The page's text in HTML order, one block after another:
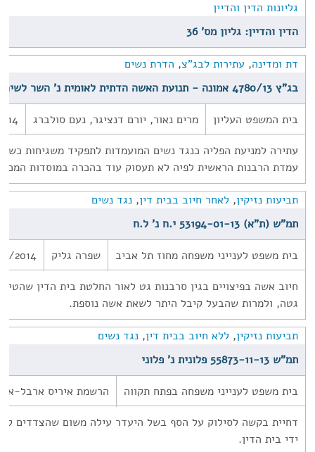
גליונות הדין והדיין
הדין והדיין: גליון מס' 36
דת ומדינה,עתירות לבג"צ, הדרת נשים
בג"ץ 4780/13 אמונה - תנועת האשה הדתית לאומית נ' השר לשירותי דת
בית המשפט העליון מרים נאור, יורם דנציגר, נעם סולברג
עתירה למניעת הפליה כנגד נשים המועמדות לתפקיד משגיחות
עמדת הרבנות הראשית לפיה לא תעסוק עוד בהכרה במוסדות
תביעות נזיקין, לאחר חיוב בבית דין,נגד נשים
תמ"ש (ת"א) 53194-01-13 י.ח נ' ל.ח
בית משפט לענייני משפחה מחוז תל אביב שפרה גליק
2014
חיוב אשה בפיצויים בגין סרבנות גט לאור החלטת בית הדין
גטה, ולמרות שהבעל קיבל היתר לשאת אשה נוספת.
תביעות נזיקין, ללא חיוב בבית דין,נגד נשים
תמ"ש 55873-11-13 פלונית נ' פלוני
בית משפט לענייני משפחה בפתח תקווה
הרשמת איריס ארבל-
דחיית בקשה לסילוק על הסף בשל היעדר עילה משום שהצדדים לא
ידי בית הדין.